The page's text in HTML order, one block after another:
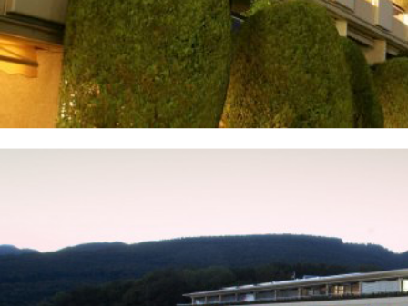
GERAL@FOURSTEEL.EU